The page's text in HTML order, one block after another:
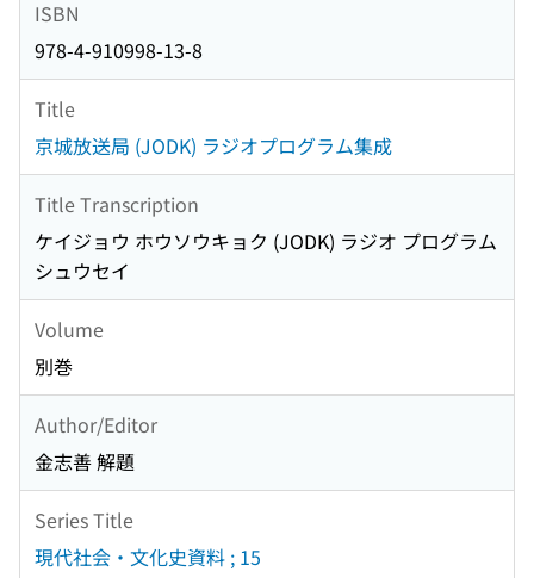
ISBN
978-4-910998-13-8
Title
京城放送局 (JODK) ラジオプログラム集成
Title Transcription
ケイジョウ ホウソウキョク (JODK) ラジオ プログラム
シュウセイ
Volume
別巻
Author/Editor
金志善 解題
Series Title
現代社会・文化史資料 ; 15